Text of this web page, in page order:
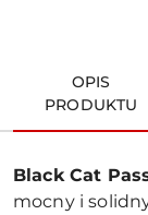
OPIS
PRODUKTU
Black Cat
mocny i